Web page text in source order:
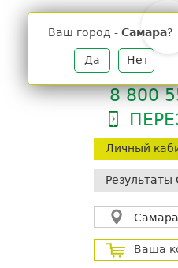
Личный
Результаты
Самара
Ваш город - Самара?
Да Нет
Ваша
телефон
8 800